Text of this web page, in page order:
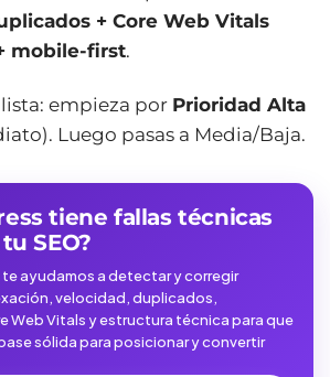
+ Core Web Vitals
mobile-first.
empieza por Prioridad Alta
Luego pasas a Media/Baja.
tiene fallas técnicas
SEO?
te ayudamos a detectar y corregir
velocidad, duplicados,
Web Vitals y estructura técnica para que
sólida para posicionar y convertir